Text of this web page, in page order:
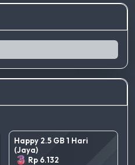
Happy 2.5 GB 1 Hari
(Jaya)
Rp 6.132